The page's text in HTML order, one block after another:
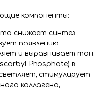
компоненты:
снижает синтез
появлению
и выравнивает тон.
Phosphate) в
стимулирует
коллагена,